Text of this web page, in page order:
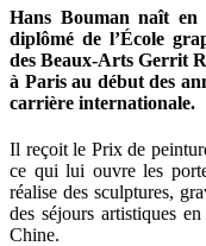
Hans Bouman naît en
diplômé de l’École
des Beaux-Arts Gerrit
à Paris au début des
carrière internationale.
Il reçoit le Prix de
ce qui lui ouvre les
réalise des sculptures,
des séjours artistiques
Chine.